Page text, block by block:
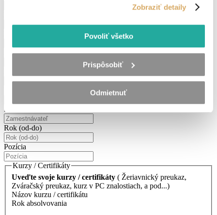
Zobraziť detaily
Povoliť všetko
Prispôsobiť
Odmietnuť
Zamestnávateľ
Zamestnávateľ
Rok (od-do)
Pozícia
Kurzy / Certifikáty
Uveďte svoje kurzy / certifikáty ( Žeriavnický preukaz,
Zváračský preukaz, kurz v PC znalostiach, a pod...)
Názov kurzu / certifikátu
Rok absolvovania